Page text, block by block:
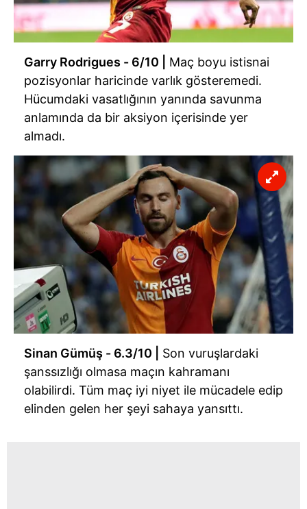
Garry Rodrigues - 6/10 |
Maç boyu istisnai
pozisyonlar haricinde varlık gösteremedi.
Hücumdaki vasatlığının yanında savunma
anlamında da bir aksiyon içerisinde yer
almadı.
Sinan Gümüş - 6.3/10 |
Son vuruşlardaki
şanssızlığı olmasa maçın kahramanı
olabilirdi. Tüm maç iyi niyet ile mücadele edip
elinden gelen her şeyi sahaya yansıttı.